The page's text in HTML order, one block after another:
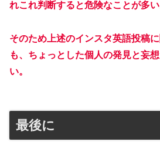
れこれ判断すると危険なことが多い
そのため上述のインスタ英語投稿
も、ちょっとした個人の発見と妄
い。
最後に